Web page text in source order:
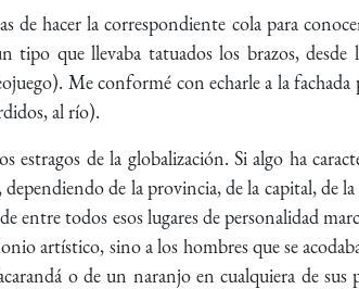
de hacer la correspondiente cola para
que llevaba tatuados los brazos,
Me conformé con echarle a la
al río).
estragos de la globalización. Si algo ha
de la provincia, de la capital, de
entre todos esos lugares de personalidad
artístico, sino a los hombres que se
o de un naranjo en cualquiera de sus